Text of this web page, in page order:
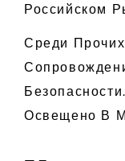
Российском
Среди
Освещено В